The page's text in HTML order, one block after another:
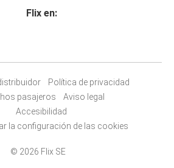
Flix en:
Política de privacidad
pasajeros
Aviso legal
Accesibilidad
la configuración de las cookies
© 2026 Flix SE